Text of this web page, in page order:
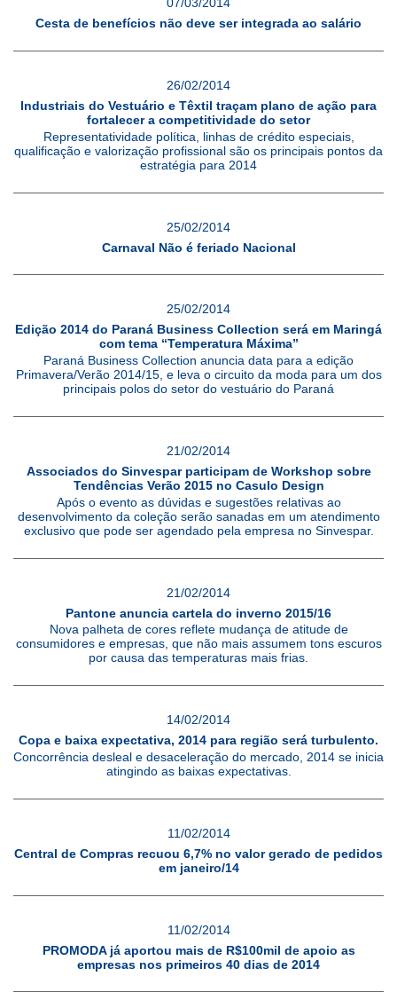
Cesta de benefícios não deve ser integrada ao salário
26/02/2014
Industriais do Vestuário e Têxtil traçam plano de ação para
fortalecer a competitividade do setor
Representatividade política, linhas de crédito especiais,
qualificação e valorização profissional são os principais pontos da
estratégia para 2014
25/02/2014
Carnaval Não é feriado Nacional
25/02/2014
Edição 2014 do Paraná Business Collection será em Maringá
com tema “Temperatura Máxima”
Paraná Business Collection anuncia data para a edição
Primavera/Verão 2014/15, e leva o circuito da moda para um dos
principais polos do setor do vestuário do Paraná
21/02/2014
Associados do Sinvespar participam de Workshop sobre
Tendências Verão 2015 no Casulo Design
Após o evento as dúvidas e sugestões relativas ao
desenvolvimento da coleção serão sanadas em um atendimento
exclusivo que pode ser agendado pela empresa no Sinvespar.
21/02/2014
Pantone anuncia cartela do inverno 2015/16
Nova palheta de cores reflete mudança de atitude de
consumidores e empresas, que não mais assumem tons escuros
por causa das temperaturas mais frias.
14/02/2014
Copa e baixa expectativa, 2014 para região será turbulento.
Concorrência desleal e desaceleração do mercado, 2014 se inicia
atingindo as baixas expectativas.
11/02/2014
Central de Compras recuou 6,7% no valor gerado de pedidos
em janeiro/14
11/02/2014
PROMODA já aportou mais de R$100mil de apoio as
empresas nos primeiros 40 dias de 2014